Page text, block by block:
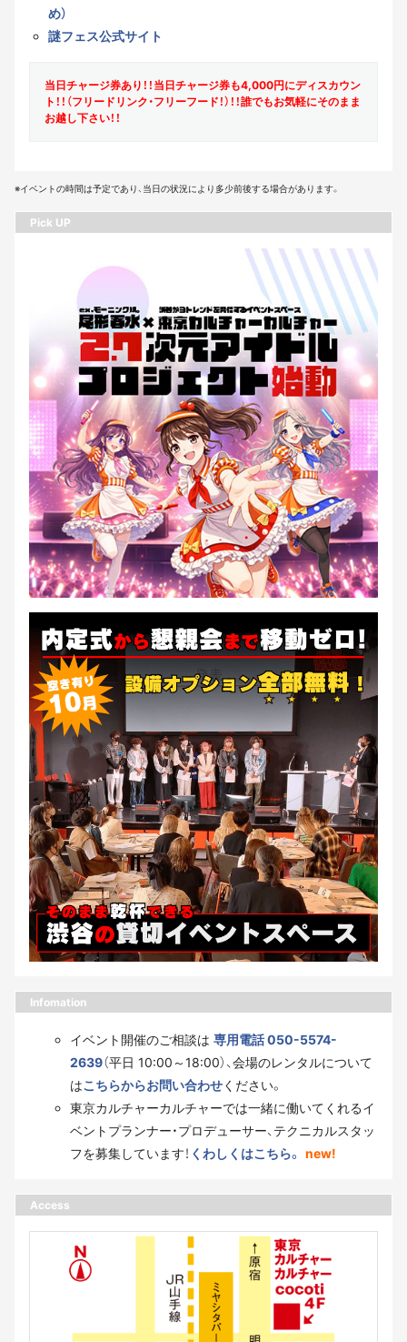
め）
謎フェス公式サイト
当日チャージ券あり！！当日チャージ券も4,000円にディスカウン
ト！！（フリードリンク・フリーフード！）！！誰でもお気軽にそのまま
お越し下さい！！
※イベントの時間は予定であり、当日の状況により多少前後する場合があります。
Pick UP
Infomation
イベント開催のご相談は 専用電話 050-5574-
2639（平日 10:00～18:00）、会場のレンタルについて
はこちらからお問い合わせください。
東京カルチャーカルチャーでは一緒に働いてくれるイ
ベントプランナー・プロデューサー、テクニカルスタッ
フを募集しています！ くわしくはこちら。 new!
Access